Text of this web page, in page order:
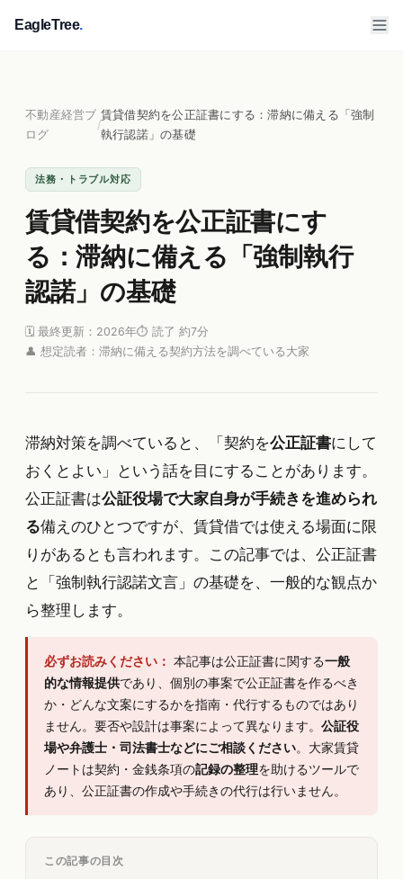
EagleTree.
不動産経営ブ
ログ
/
賃貸借契約を公正証書にする：滞納に備える「強制
執行認諾」の基礎
法務・トラブル対応
賃貸借契約を公正証書にす
る：滞納に備える「強制執行
認諾」の基礎
🗓 最終更新：2026年⏱ 読了 約7分
👤 想定読者：滞納に備える契約方法を調べている大家
滞納対策を調べていると、「契約を公正証書にして
おくとよい」という話を目にすることがあります。
公正証書は公証役場で大家自身が手続きを進められ
る備えのひとつですが、賃貸借では使える場面に限
りがあるとも言われます。この記事では、公正証書
と「強制執行認諾文言」の基礎を、一般的な観点か
ら整理します。
必ずお読みください： 本記事は公正証書に関する一般
的な情報提供であり、個別の事案で公正証書を作るべき
か・どんな文案にするかを指南・代行するものではあり
ません。要否や設計は事案によって異なります。 公証役
場や弁護士・司法書士などにご相談ください。大家賃貸
ノートは契約・金銭条項の記録の整理を助けるツールで
あり、公正証書の作成や手続きの代行は行いません。
この記事の目次